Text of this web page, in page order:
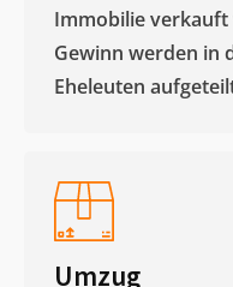
Immobilie verkauft
Gewinn werden in
Eheleuten
Umzug